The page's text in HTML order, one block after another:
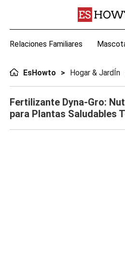
Relaciones Familiares
EsHowto Hogar & JardÍn
Fertilizante Dyna-Gro:
para Plantas Saludables